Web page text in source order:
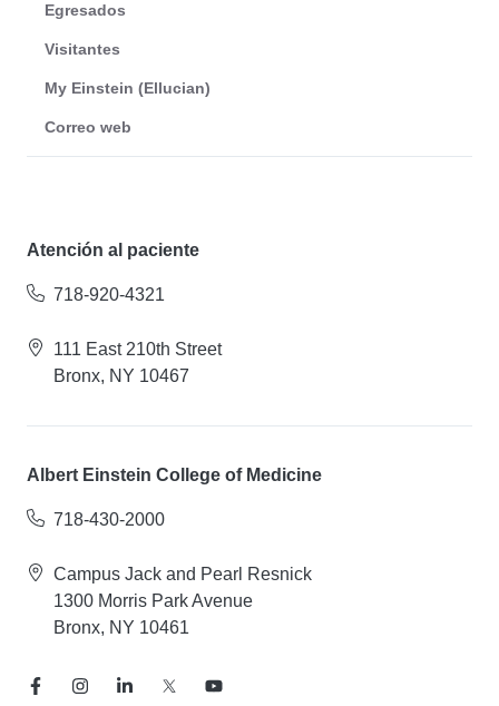
Egresados
Visitantes
My Einstein (Ellucian)
Correo web
Atención al paciente
718-920-4321
111 East 210th Street
Bronx, NY 10467
Albert Einstein College of Medicine
718-430-2000
Campus Jack and Pearl Resnick
1300 Morris Park Avenue
Bronx, NY 10461